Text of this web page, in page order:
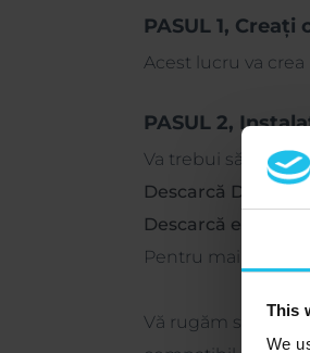
This
We
PASUL 1,
Acest lucru va crea
PASUL 2,
Va trebui să utilizați
Descarcă Digital
Descarcă ediția
Pentru mai multe
Vă rugăm să vă